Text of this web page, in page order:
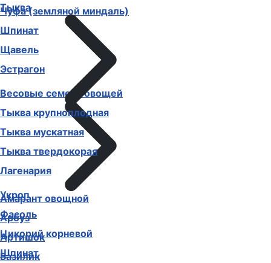
Чуфа (земляной миндаль)
Шпинат
Щавель
Эстрагон
Весовые семена овощей
Амарант овощной
Арбуз
Артишок
Базилик
Тыква
Тыква крупноплодная
Тыква мускатная
Тыква твердокорая
Лагенария
Укроп
Фасоль
Цикорий корневой
Шпинат